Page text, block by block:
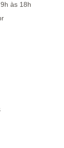
às 18h